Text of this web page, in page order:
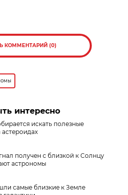
КОММЕНТАРИЙ (0)
интересно
искать полезные
получен с близкой к Солнцу
астрономы
самые близкие к Земле